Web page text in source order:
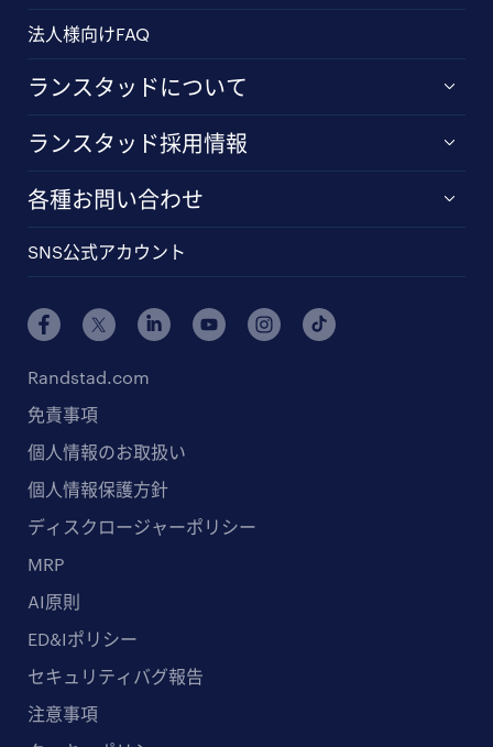
法人様向けFAQ
ランスタッドについて
ランスタッド採用情報
各種お問い合わせ
SNS公式アカウント
Randstad.com
免責事項
個人情報のお取扱い
個人情報保護方針
ディスクロージャーポリシー
MRP
AI原則
ED&Iポリシー
セキュリティバグ報告
注意事項